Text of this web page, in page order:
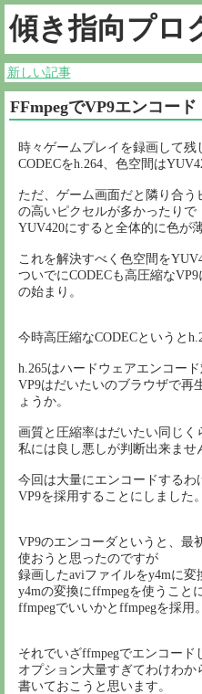
傾き指向プロ
新しい記事
FFmpegでVP9エンコード
時々ゲームプレイを録画して残
CODECをh.264、色空間は
ただ、ゲーム画面だと隣り合
の高いピクセルが多かったりで
YUV420にすると全体的に色が
これを解決すべく色空間を
ついでにCODECも高圧縮な
の始まり。
今時高圧縮なCODECというと
h.265はハードウェアエンコード
VP9はだいたいのブラウザで再
ょうか。
画質と圧縮率はだいたい同じく
私には良し悪しが判断出来ませ
今回は大量にエンコードする
VP9を採用することにしました。
VP9のエンコーダというと、最
使おうと思ったのですが
録画したaviファイルをy4mに変
y4mの変換にffmpegを使うこと
ffmpegでいいかとffmpegを採用。
それでいざffmpegでエンコード
オプション大量すぎてわけわ
書いておこうと思います。